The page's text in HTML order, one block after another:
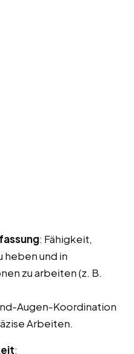
: Fähigkeit,
heben und in
zu arbeiten (z. B.
Augen-Koordination
Arbeiten.
: